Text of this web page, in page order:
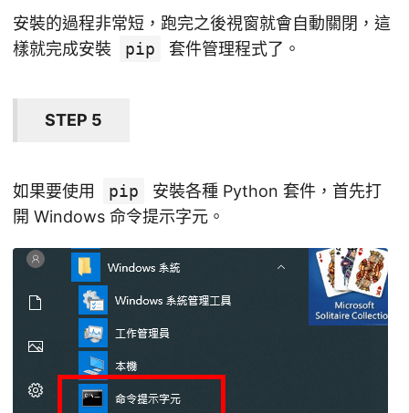
安裝的過程非常短，跑完之後視窗就會自動關閉，這
樣就完成安裝
pip 套件管理程式了。
STEP 5
如果要使用 pip
安裝各種 Python 套件，首先打
開 Windows 命令提示字元。